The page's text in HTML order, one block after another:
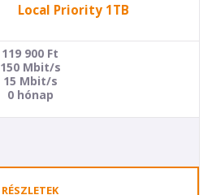
Local Priority 1TB
119 900 Ft
150 Mbit/s
15 Mbit/s
0 hónap
RÉSZLETEK